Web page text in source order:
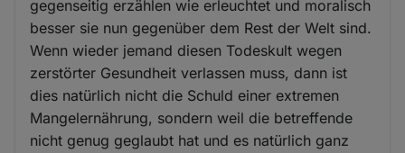
gegenseitig erzählen wie erleuchtet und moralisch
besser sie nun gegenüber dem Rest der Welt sind.
Wenn wieder jemand diesen Todeskult wegen
zerstörter Gesundheit verlassen muss, dann ist
dies natürlich nicht die Schuld einer extremen
Mangelernährung, sondern weil die betreffende
nicht genug geglaubt hat und es natürlich ganz